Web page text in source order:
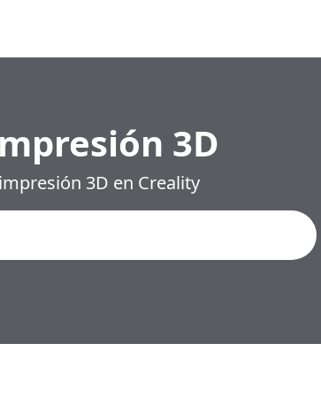
3D
3D en Creality